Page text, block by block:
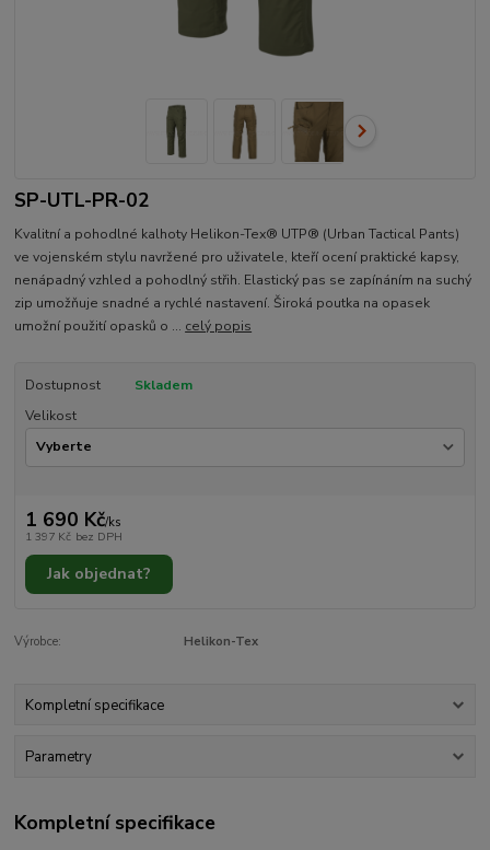
SP-UTL-PR-02
Kvalitní a pohodlné kalhoty Helikon-Tex® UTP® (Urban Tactical Pants)
ve vojenském stylu navržené pro uživatele, kteří ocení praktické kapsy,
nenápadný vzhled a pohodlný střih. Elastický pas se zapínáním na suchý
zip umožňuje snadné a rychlé nastavení. Široká poutka na opasek
umožní použití opasků o ... celý popis
Dostupnost
Skladem
Velikost
1 690 Kč/ks
1 397 Kč bez DPH
Jak objednat?
Výrobce: Helikon-Tex
Kompletní specifikace
Parametry
Kompletní specifikace